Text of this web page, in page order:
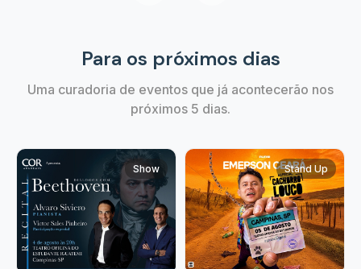
Para os próximos dias
Uma curadoria de eventos que já acontecerão nos
próximos 5 dias.
Show Stand Up